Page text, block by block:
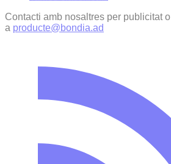
Contacti amb nosaltres per publicitat
a producte@bondia.ad